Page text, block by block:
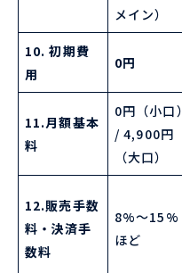
メイン）
10. 初期費
用
0円
11.月額基本
料
0円（小口）
/ 4,900円
（大口）
12.販売手数
料・決済手
数料
8%〜15%
ほど